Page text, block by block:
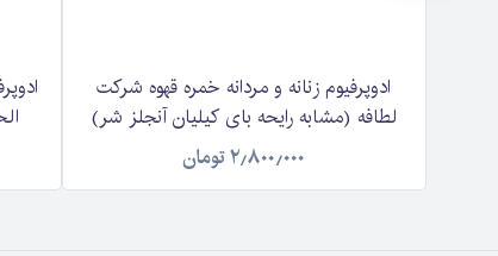
ادوپرفیوم زنانه و مردانه خمره قهوه شرکت
لطافه (مشابه رایحه بای کیلیان آنجلز شر)
میلی لیتر
۲٫۸۰۰٫۰۰۰تومان